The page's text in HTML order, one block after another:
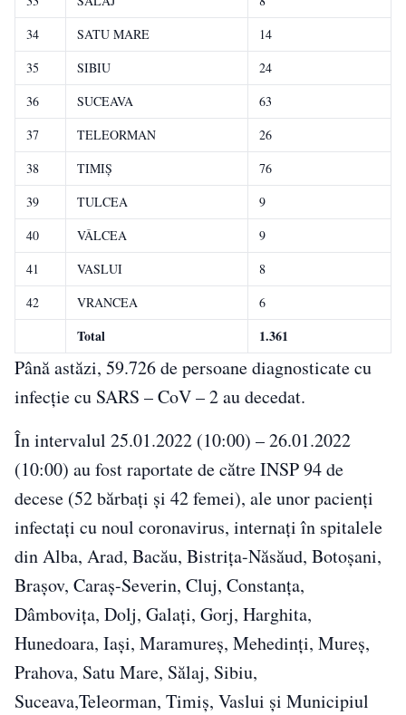
34
SATU MARE
14
35
SIBIU
24
36
SUCEAVA
63
37
TELEORMAN
26
38
TIMIŞ
76
39
TULCEA
9
40
VÂLCEA
9
41
VASLUI
8
42
VRANCEA 6
Total 1.361
Până astăzi, 59.726 de persoane diagnosticate cu
infecție cu SARS – CoV – 2 au decedat.
În intervalul 25.01.2022 (10:00) – 26.01.2022
(10:00) au fost raportate de către INSP 94 de
decese (52 bărbați și 42 femei), ale unor pacienți
infectați cu noul coronavirus, internați în spitalele
din Alba, Arad, Bacău, Bistrița-Năsăud, Botoșani,
Brașov, Caraș-Severin, Cluj, Constanța,
Dâmbovița, Dolj, Galați, Gorj, Harghita,
Hunedoara, Iași, Maramureș, Mehedinți, Mureș,
Prahova, Satu Mare, Sălaj, Sibiu,
Suceava,Teleorman, Timiș, Vaslui și Municipiul